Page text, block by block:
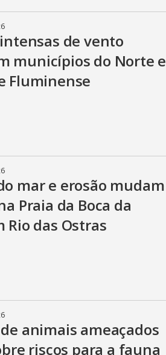
de vento
municípios do Norte e
Fluminense
mar e erosão mudam
Praia da Boca da
Rio das Ostras
animais ameaçados
riscos para a fauna